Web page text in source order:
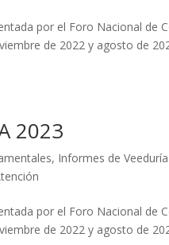
por el Foro Nacional de
de 2022 y agosto de
2023
, Informes de
por el Foro Nacional de
de 2022 y agosto de